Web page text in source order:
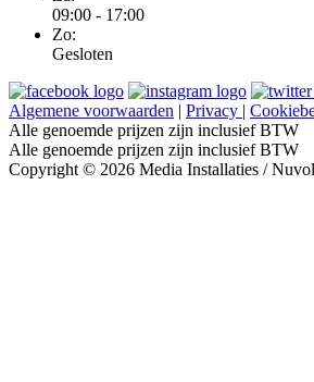
09:00 - 17:00
Zo:
Gesloten
Algemene voorwaarden | Privacy |
Alle genoemde prijzen zijn inclusief BTW
Alle genoemde prijzen zijn inclusief BTW
Copyright © 2026 Media Installaties /